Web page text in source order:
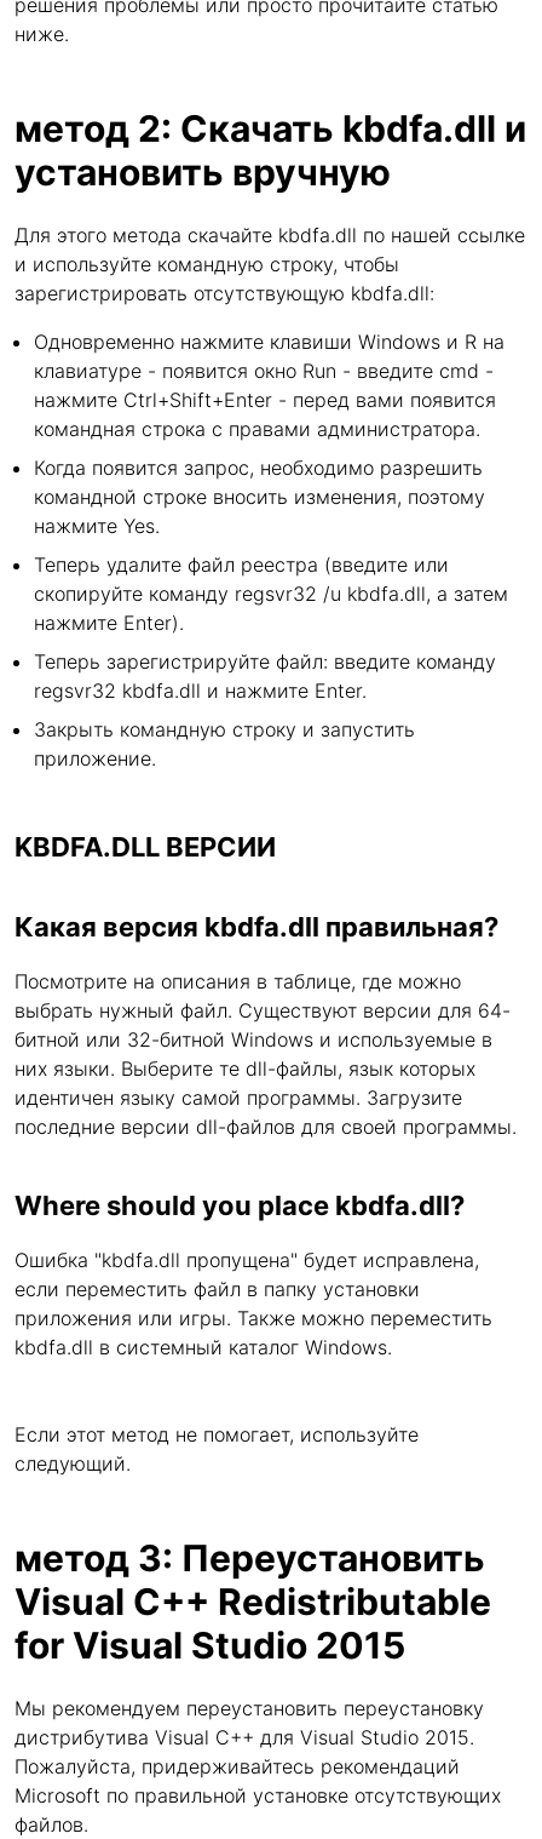
решения проблемы или просто прочитайте статью
ниже.
метод 2: Скачать kbdfa.dll и
установить вручную
Для этого метода скачайте kbdfa.dll по нашей ссылке
и используйте командную строку, чтобы
зарегистрировать отсутствующую kbdfa.dll:
Одновременно нажмите клавиши Windows и R на
клавиатуре - появится окно Run - введите cmd -
нажмите Ctrl+Shift+Enter - перед вами появится
командная строка с правами администратора.
Когда появится запрос, необходимо разрешить
командной строке вносить изменения, поэтому
нажмите Yes.
Теперь удалите файл реестра (введите или
скопируйте команду regsvr32 /u kbdfa.dll, а затем
нажмите Enter).
Теперь зарегистрируйте файл: введите команду
regsvr32 kbdfa.dll и нажмите Enter.
Закрыть командную строку и запустить
приложение.
KBDFA.DLL ВЕРСИИ
Какая версия kbdfa.dll правильная?
Посмотрите на описания в таблице, где можно
выбрать нужный файл. Существуют версии для 64-
битной или 32-битной Windows и используемые в
них языки. Выберите те dll-файлы, язык которых
идентичен языку самой программы. Загрузите
последние версии dll-файлов для своей программы.
Where should you place kbdfa.dll?
Ошибка "kbdfa.dll пропущена" будет исправлена,
если переместить файл в папку установки
приложения или игры. Также можно переместить
kbdfa.dll в системный каталог Windows.
Если этот метод не помогает, используйте
следующий.
метод 3: Переустановить
Visual C++ Redistributable
for Visual Studio 2015
Мы рекомендуем переустановить переустановку
дистрибутива Visual C++ для Visual Studio 2015.
Пожалуйста, придерживайтесь рекомендаций
Microsoft по правильной установке отсутствующих
файлов.